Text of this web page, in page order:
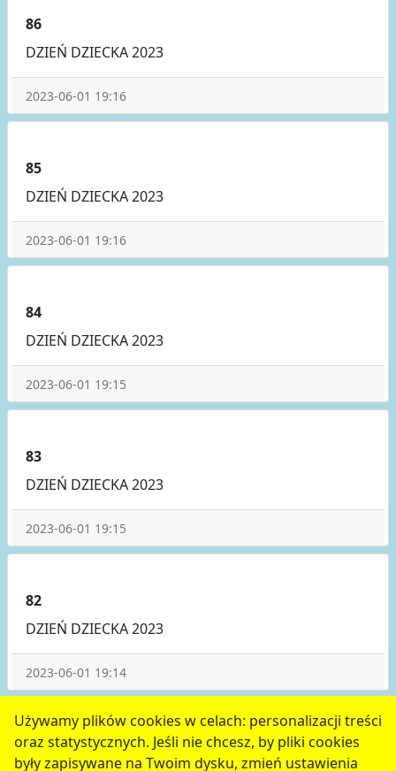
Używamy plików cookies w celach: personalizacji treści
oraz statystycznych. Jeśli nie chcesz, by pliki cookies
były zapisywane na Twoim dysku, zmień ustawienia
86
DZIEŃ DZIECKA 2023
2023-06-01 19:16
85
DZIEŃ DZIECKA 2023
2023-06-01 19:16
84
DZIEŃ DZIECKA 2023
2023-06-01 19:15
83
DZIEŃ DZIECKA 2023
2023-06-01 19:15
82
DZIEŃ DZIECKA 2023
2023-06-01 19:14
poprzednie 4 5 6 7 następne
serwis jest częścią portalu miejskiegowww.chojnow.eu